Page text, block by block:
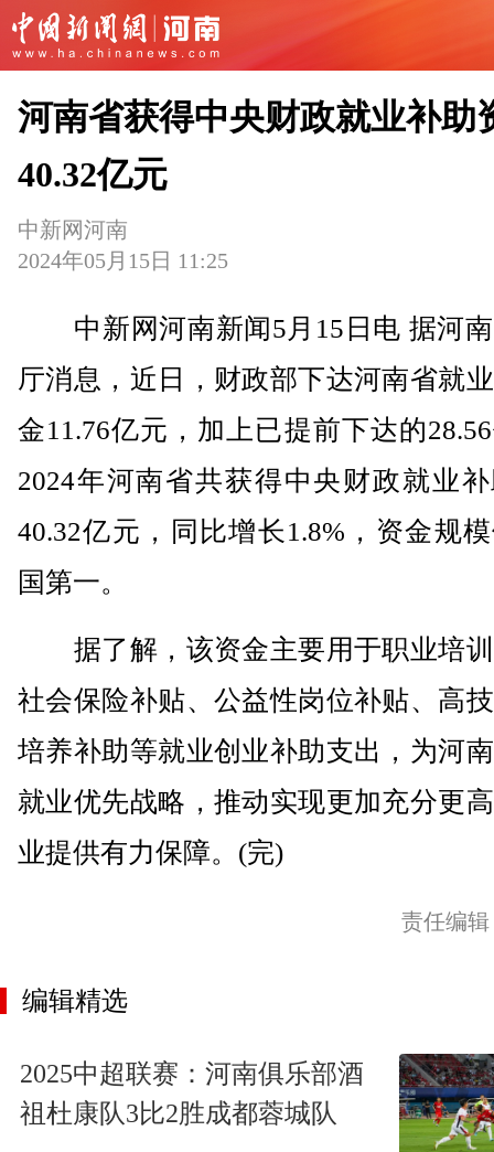
河南省获得中央财政就业补助
40.32亿元
中新网河南
2024年05月15日 11:25
中新网河南新闻5月15日电 据河南
厅消息，近日，财政部下达河南省就
金11.76亿元，加上已提前下达的
2024年河南省共获得中央财政就业
40.32亿元，同比增长1.8%，资金规
国第一。
据了解，该资金主要用于职业培
社会保险补贴、公益性岗位补贴、高
培养补助等就业创业补助支出，为河
就业优先战略，推动实现更加充分更
业提供有力保障。(完)
责任编
编辑精选
2025中超联赛：河南俱乐部酒
祖杜康队3比2胜成都蓉城队